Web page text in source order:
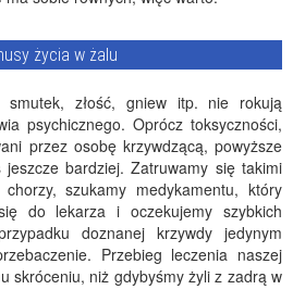
życia w żalu
smutek, złość, gniew itp. nie rokują
psychicznego. Oprócz toksyczności,
przez osobę krzywdzącą, powyższe
bardziej. Zatruwamy się takimi
szukamy medykamentu, który
do lekarza i oczekujemy szybkich
doznanej krzywdy jedynym
Przebieg leczenia naszej
skróceniu, niż gdybyśmy żyli z zadrą w